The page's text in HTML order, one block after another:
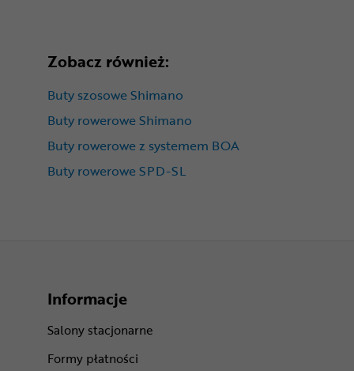
Zobacz również:
Buty szosowe Shimano
Buty rowerowe Shimano
Buty rowerowe z systemem BOA
Buty rowerowe SPD-SL
Informacje
Salony stacjonarne
Formy płatności